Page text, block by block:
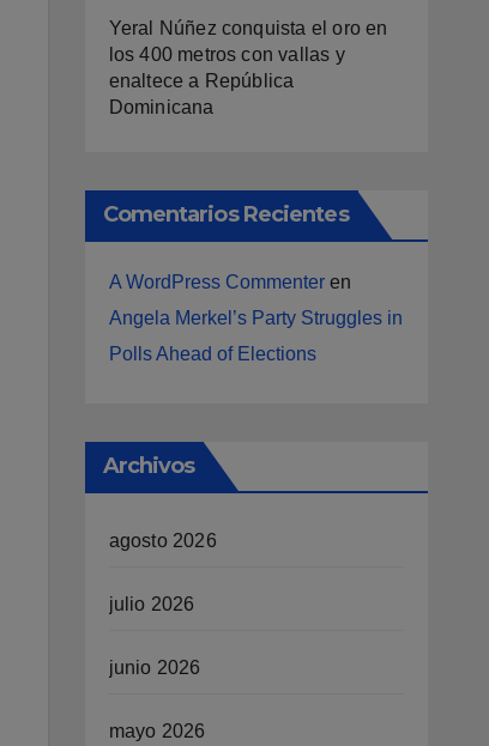
Yeral Núñez conquista el oro en
los 400 metros con vallas y
enaltece a República
Dominicana
Comentarios Recientes
A WordPress Commenteren
Angela Merkel’s Party Struggles in
Polls Ahead of Elections
Archivos
agosto 2026
julio 2026
junio 2026
mayo 2026